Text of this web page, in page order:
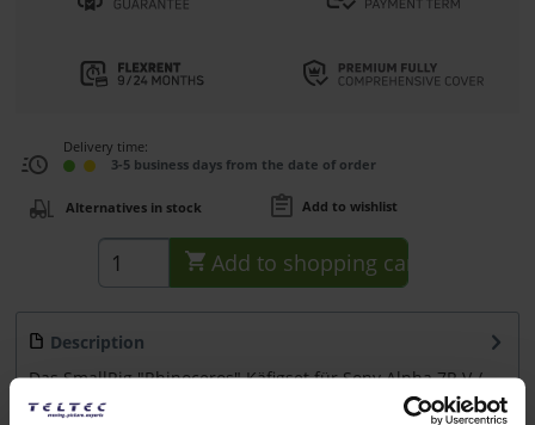
Delivery time:
3-5 business days from the date of order
Alternatives in stock Add to wishlist
Add to shopping cart
Description
Das SmallRig "Rhinoceros" Käfigset für Sony Alpha 7R V /
Alpha 7 IV / Alpha 7S III...